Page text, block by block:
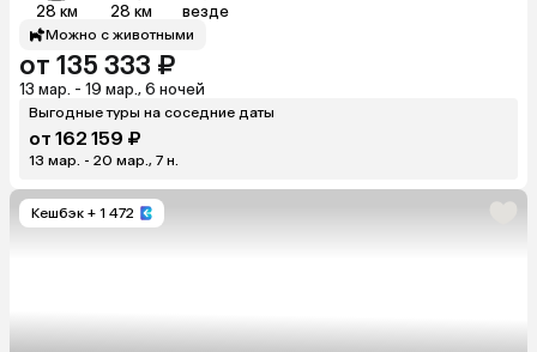
28 км 28 км везде
Можно с животными
от 135 333 ₽
13 мар. - 19 мар., 6 ночей
Выгодные туры на соседние даты
от 162 159 ₽
13 мар. - 20 мар., 7 н.
Кешбэк + 1 472